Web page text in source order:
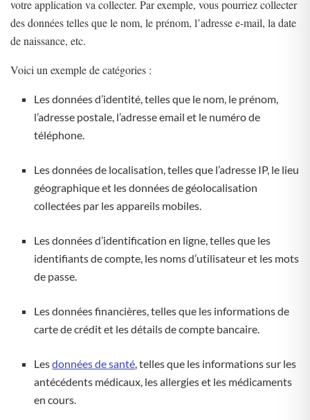
votre application va collecter. Par exemple, vous pourriez collecter
des données telles que le nom, le prénom, l’adresse e-mail, la date
de naissance, etc.
Voici un exemple de catégories :
Les données d’identité, telles que le nom, le prénom,
l’adresse postale, l’adresse email et le numéro de
téléphone.
Les données de localisation, telles que l’adresse IP, le lieu
géographique et les données de géolocalisation
collectées par les appareils mobiles.
Les données d’identification en ligne, telles que les
identifiants de compte, les noms d’utilisateur et les mots
de passe.
Les données financières, telles que les informations de
carte de crédit et les détails de compte bancaire.
Lesdonnées de santé, telles que les informations sur les
antécédents médicaux, les allergies et les médicaments
en cours.